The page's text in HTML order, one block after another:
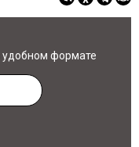
удобном формате